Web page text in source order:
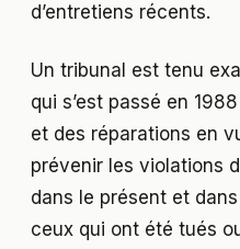
d’entretiens récents.
Un tribunal est tenu
qui s’est passé en
et des réparations en
prévenir les violations
dans le présent et
ceux qui ont été tués